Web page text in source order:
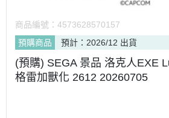
商品編號： 4573628570157
預購商品
預計：2026/12 出貨
(預購) SEGA 景品 洛克人EXE
格雷加獸化 2612 20260705